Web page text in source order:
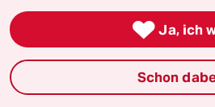
Unterstützen
 Ja, ich
Schon